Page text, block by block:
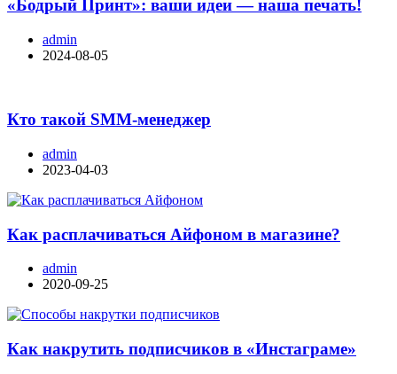
«Бодрый Принт»: ваши идеи — наша печать!
admin
2024-08-05
Кто такой SMM-менеджер
admin
2023-04-03
Как расплачиваться Айфоном в магазине?
admin
2020-09-25
Как накрутить подписчиков в «Инстаграме»